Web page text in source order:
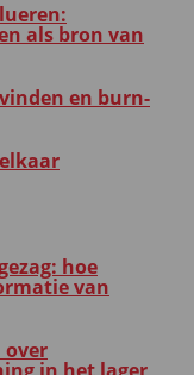
als bron van
en burn-
hoe
van
over